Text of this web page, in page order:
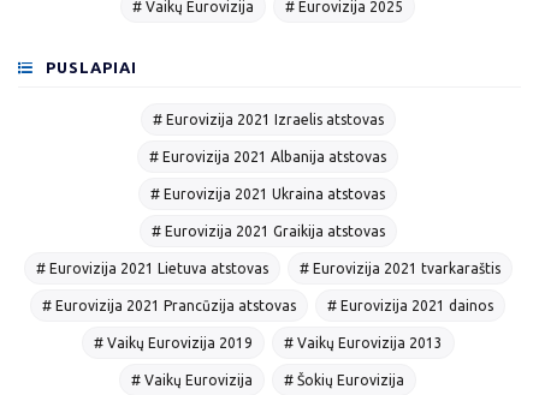
# Vaikų Eurovizija # Eurovizija 2025
PUSLAPIAI
# Eurovizija 2021 Izraelis atstovas
# Eurovizija 2021 Albanija atstovas
# Eurovizija 2021 Ukraina atstovas
# Eurovizija 2021 Graikija atstovas
# Eurovizija 2021 Lietuva atstovas # Eurovizija 2021 tvarkaraštis
# Eurovizija 2021 Prancūzija atstovas # Eurovizija 2021 dainos
# Vaikų Eurovizija 2019 # Vaikų Eurovizija 2013
# Vaikų Eurovizija # Šokių Eurovizija